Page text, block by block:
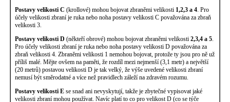
Postavy velikosti C (krollové) mohou bojovat zbraněmi velikosti 1,2,3 a 4 . Pro
účely velikosti zbraní je ruka nebo noha postavy velikosti C považována za zbraň
velikosti 3.
Postavy velikosti D (někteří obrové) mohou bojovat zbraněmi velikosti 2,3,4 a 5
Pro účely velikosti zbraní je ruka nebo noha postavy velikosti D považována za
zbraň velikosti 4. Zbraněmi velikosti 1 nemohou bojovat, protože ty jsou pro ně už
příliš malé. Mějte ovšem na paměti, že rozdíl mezi nejmenší (3,1 metr) a největší
(20 metrů) postavou velikosti D je tak velký, že výše uvedené velikosti zbraní
nemusí být směrodatné a více než pravidlech záleží na zdravém rozumu.
Postavy velikosti E se snad ani nevyskytují, takže je zbytečné vypisovat jaké
velikosti zbraní mohou používat. Navíc platí to co pro velikost D (co se týče